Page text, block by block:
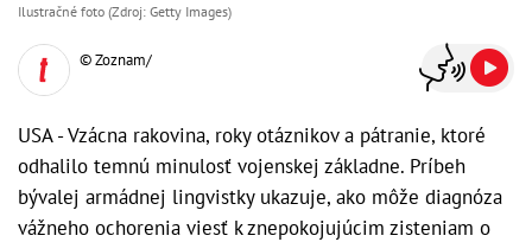
Ilustračné foto (Zdroj: Getty Images)
© Zoznam/
USA - Vzácna rakovina, roky otáznikov a pátranie, ktoré
odhalilo temnú minulosť vojenskej základne. Príbeh
bývalej armádnej lingvistky ukazuje, ako môže diagnóza
vážneho ochorenia viesť k znepokojujúcim zisteniam o